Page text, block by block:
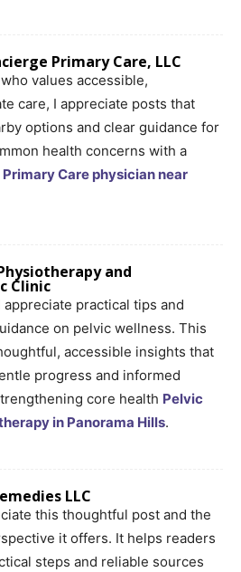
Primary Care, LLC
values accessible,
care, I appreciate posts that
options and clear guidance for
health concerns with a
Primary Care physician near
and
Clinic
appreciate practical tips and
on pelvic wellness. This
accessible insights that
progress and informed
core health Pelvic
in Panorama Hills.
LLC
this thoughtful post and the
it offers. It helps readers
steps and reliable sources